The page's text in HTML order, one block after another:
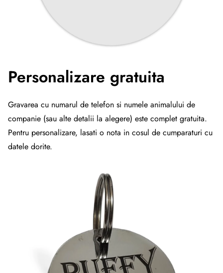
Personalizare gratuita
Gravarea cu numarul de telefon si numele animalului de
companie (sau alte detalii la alegere) este complet gratuita.
Pentru personalizare, lasati o nota in cosul de cumparaturi cu
datele dorite.